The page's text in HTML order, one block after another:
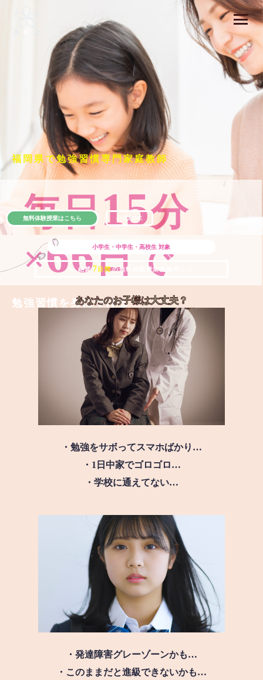
福岡県で勉強習慣専門家庭教師
毎日15分
×66日で
勉強習慣を身につける
小学生・中学生・高校生 対象
＼ 絶賛 7 日間の無料体験授業実施中!! ／
無料体験授業はこちら 公式LINE
あなたのお子様は大丈夫？
・勉強をサボってスマホばかり…
・1日中家でゴロゴロ…
・学校に通えてない…
・発達障害グレーゾーンかも…
・このままだと進級できないかも…